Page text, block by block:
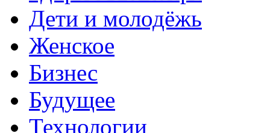
Дети и молодёжь
Женское
Бизнес
Будущее
Технологии